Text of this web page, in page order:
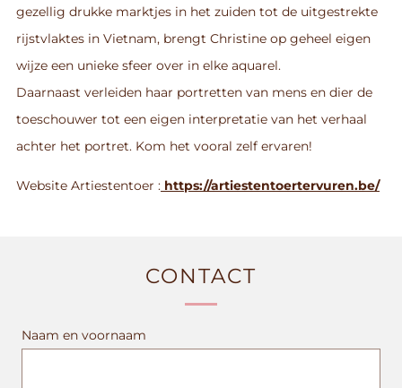
gezellig drukke marktjes in het zuiden tot de uitgestrekte
rijstvlaktes in Vietnam, brengt Christine op geheel eigen
wijze een unieke sfeer over in elke aquarel.
Daarnaast verleiden haar portretten van mens en dier de
toeschouwer tot een eigen interpretatie van het verhaal
achter het portret. Kom het vooral zelf ervaren!
Website Artiestentoer : https://artiestentoertervuren.be/
CONTACT
Naam en voornaam